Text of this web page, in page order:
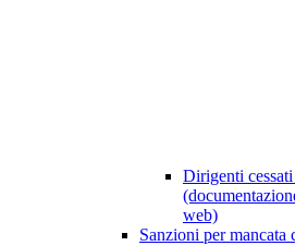
Dirigenti
web)
Sanzioni per mancata